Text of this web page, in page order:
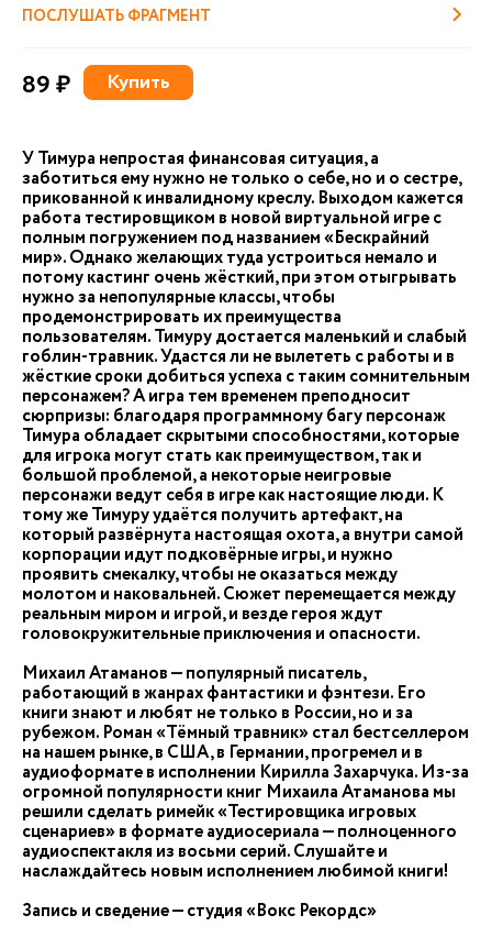
ПОСЛУШАТЬ ФРАГМЕНТ
89 ₽ Купить
У Тимура непростая финансовая ситуация, а
заботиться ему нужно не только о себе, но и о сестре,
прикованной к инвалидному креслу. Выходом кажется
работа тестировщиком в новой виртуальной игре с
полным погружением под названием «Бескрайний
мир». Однако желающих туда устроиться немало и
потому кастинг очень жёсткий, при этом отыгрывать
нужно за непопулярные классы, чтобы
продемонстрировать их преимущества
пользователям. Тимуру достается маленький и слабый
гоблин-травник. Удастся ли не вылететь с работы и в
жёсткие сроки добиться успеха с таким сомнительным
персонажем? А игра тем временем преподносит
сюрпризы: благодаря программному багу персонаж
Тимура обладает скрытыми способностями, которые
для игрока могут стать как преимуществом, так и
большой проблемой, а некоторые неигровые
персонажи ведут себя в игре как настоящие люди. К
тому же Тимуру удаётся получить артефакт, на
который развёрнута настоящая охота, а внутри самой
корпорации идут подковёрные игры, и нужно
проявить смекалку, чтобы не оказаться между
молотом и наковальней. Сюжет перемещается между
реальным миром и игрой, и везде героя ждут
головокружительные приключения и опасности.
Михаил Атаманов — популярный писатель,
работающий в жанрах фантастики и фэнтези. Его
книги знают и любят не только в России, но и за
рубежом. Роман «Тёмный травник» стал бестселлером
на нашем рынке, в США, в Германии, прогремел и в
аудиоформате в исполнении Кирилла Захарчука. Из-за
огромной популярности книг Михаила Атаманова мы
решили сделать римейк «Тестировщика игровых
сценариев» в формате аудиосериала — полноценного
аудиоспектакля из восьми серий. Слушайте и
наслаждайтесь новым исполнением любимой книги!
Запись и сведение — студия «Вокс Рекордс»